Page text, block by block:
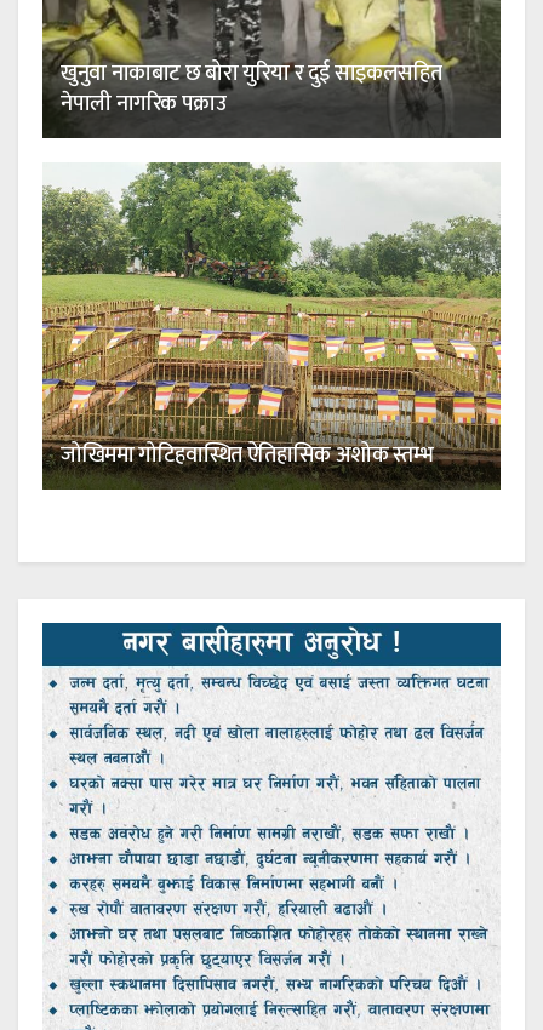
खुनुवा नाकाबाट छ बोरा युरिया र दुई साइकलसहित
नेपाली नागरिक पक्राउ
जोखिममा गोटिहवास्थित ऐतिहासिक अशोक स्तम्भ